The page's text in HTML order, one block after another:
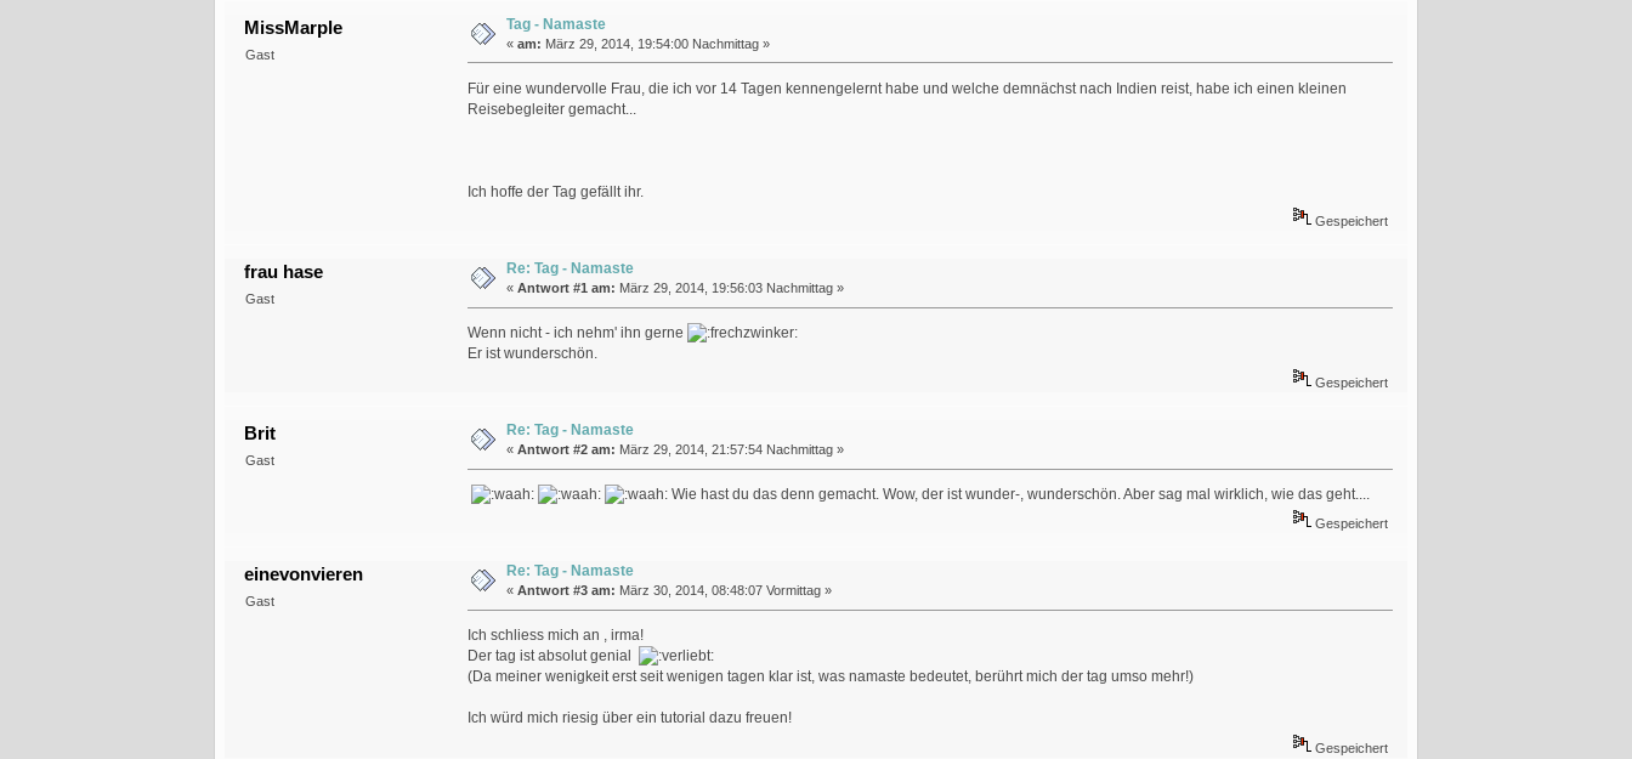
MissMarple
Gast
Tag - Namaste
« am: März 29, 2014, 19:54:00 Nachmittag »
Für eine wundervolle Frau, die ich vor 14 Tagen kennengelernt habe und welche demnächst nach Indien reist, habe ich einen kleinen
Reisebegleiter gemacht...
Ich hoffe der Tag gefällt ihr.
Gespeichert
frau hase
Gast
Re: Tag - Namaste
« Antwort #1 am: März 29, 2014, 19:56:03 Nachmittag »
Wenn nicht - ich nehm' ihn gerne
Er ist wunderschön.
Gespeichert
Brit
Gast
Re: Tag - Namaste
« Antwort #2 am: März 29, 2014, 21:57:54 Nachmittag »
Wie hast du das denn gemacht. Wow, der ist wunder-, wunderschön. Aber sag mal wirklich, wie das geht....
Gespeichert
einevonvieren
Gast
Re: Tag - Namaste
« Antwort #3 am: März 30, 2014, 08:48:07 Vormittag »
Ich schliess mich an , irma!
Der tag ist absolut genial
(Da meiner wenigkeit erst seit wenigen tagen klar ist, was namaste bedeutet, berührt mich der tag umso mehr!)
Ich würd mich riesig über ein tutorial dazu freuen!
Gespeichert